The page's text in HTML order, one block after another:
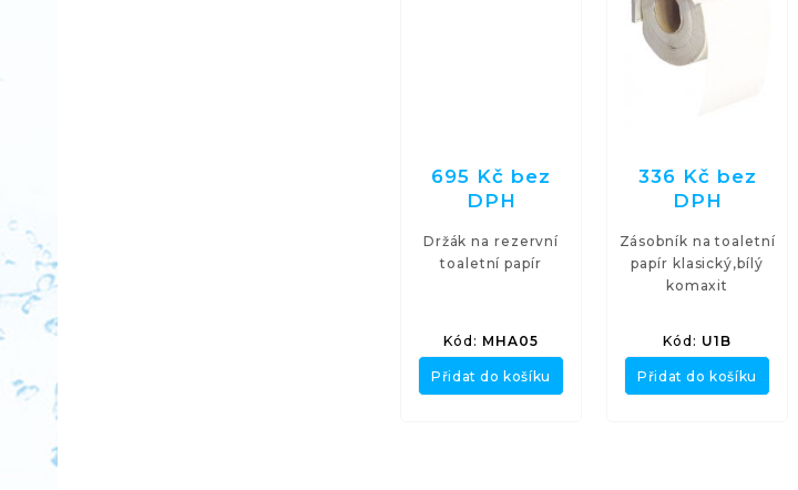
695 Kč bez
DPH
Držák na rezervní
toaletní papír
Kód: MHA05
Přidat do košíku
336 Kč bez
DPH
Zásobník na toaletní
papír klasický,bílý
komaxit
Kód: U1B
Přidat do košíku